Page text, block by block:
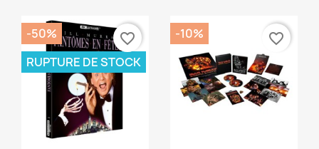
-50%
RUPTURE DE STOCK
favorite_border -10% favorite_border